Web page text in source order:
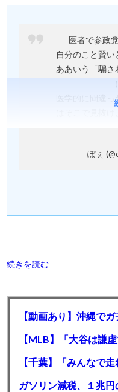
医者で参政
自分のこと賢い
ああいう「騙さ
医学的に間違
— ぽぇ
続きを読む
【動画あり】沖縄で